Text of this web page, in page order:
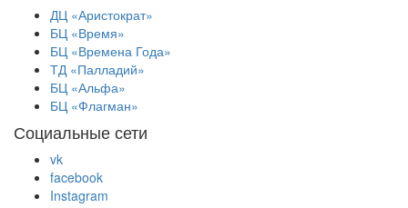
ДЦ «Аристократ»
БЦ «Время»
БЦ «Времена Года»
ТД «Палладий»
БЦ «Альфа»
БЦ «Флагман»
Социальные сети
vk
facebook
Instagram